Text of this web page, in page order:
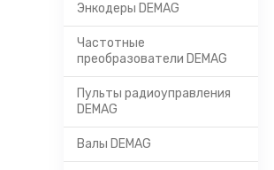
Энкодеры DEMAG
Частотные
преобразователи DEMAG
Пульты радиоуправления
DEMAG
Валы DEMAG